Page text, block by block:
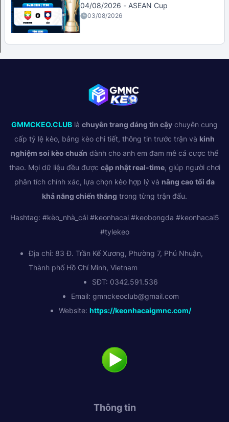
04/08/2026 - ASEAN Cup
03/08/2026
GMMCKEO.CLUB là chuyên trang đáng tin cậy chuyên cung
cấp tỷ lệ kèo, bảng kèo chi tiết, thông tin trước trận và kinh
nghiệm soi kèo chuẩn dành cho anh em đam mê cá cược thể
thao. Mọi dữ liệu đều được cập nhật real-time, giúp người chơi
phân tích chính xác, lựa chọn kèo hợp lý và nâng cao tối đa
khả năng chiến thắng trong từng trận đấu.
Hashtag: #kèo_nhà_cái #keonhacai #keobongda #keonhacai5
#tylekeo
Địa chỉ: 83 Đ. Trần Kế Xương, Phường 7, Phú Nhuận,
Thành phố Hồ Chí Minh, Vietnam
SĐT: 0342.591.536
Email: gmnckeoclub@gmail.com
Website: https://keonhacaigmnc.com/
Thông tin